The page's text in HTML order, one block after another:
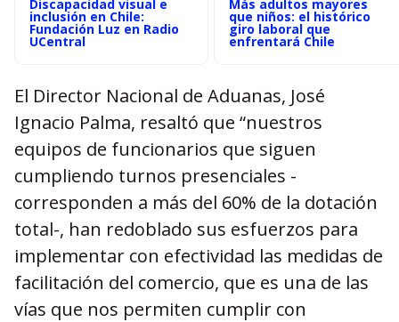
Discapacidad visual e
inclusión en Chile:
Fundación Luz en Radio
UCentral
Más adultos mayores
que niños: el histórico
giro laboral que
enfrentará Chile
El Director Nacional de Aduanas, José
Ignacio Palma, resaltó que “nuestros
equipos de funcionarios que siguen
cumpliendo turnos presenciales -
corresponden a más del 60% de la dotación
total-, han redoblado sus esfuerzos para
implementar con efectividad las medidas de
facilitación del comercio, que es una de las
vías que nos permiten cumplir con